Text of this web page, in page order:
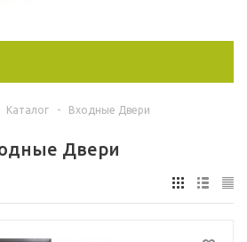
Каталог - Входные Двери
Двери